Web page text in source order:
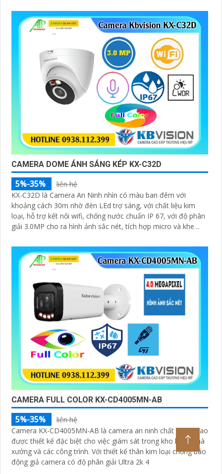
CAMERA DOME ÁNH SÁNG KÉP KX-C32D
5%-35%
liên hệ
KX-C32D là Camera An Ninh nhìn có màu ban đêm với
khoảng cách 30m nhờ đèn LEd trợ sáng, với chất liệu kim
loại, hỗ trợ kết nối wifi, chống nước chuẩn IP 67, với độ phân
giải 3.0MP cho ra hình ảnh sắc nét, tích hợp micro và khe
CAMERA FULL COLOR KX-CD4005MN-AB
5%-35%
liên hệ
Camera KX-CD4005MN-AB là camera an ninh chất lượng cao
được thiết kế đặc biệt cho việc giám sát trong kho hàng nhà
xưởng và các công trình. Với thiết kế thân kim loại chống báo
động giả camera có độ phân giải Ultra 2k 4